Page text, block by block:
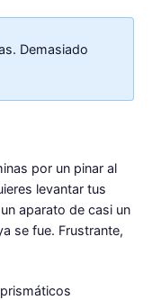
Demasiado
por un pinar al
levantar tus
aparato de casi un
se fue. Frustrante,